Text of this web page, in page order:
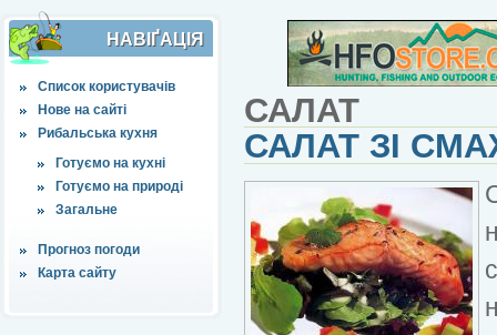
НАВІҐАЦІЯ
Список користувачів
Нове на сайті
Рибальська кухня
Готуємо на кухні
Готуємо на природі
Загальне
Прогноз погоди
Карта сайту
САЛАТ
САЛАТ ЗІ